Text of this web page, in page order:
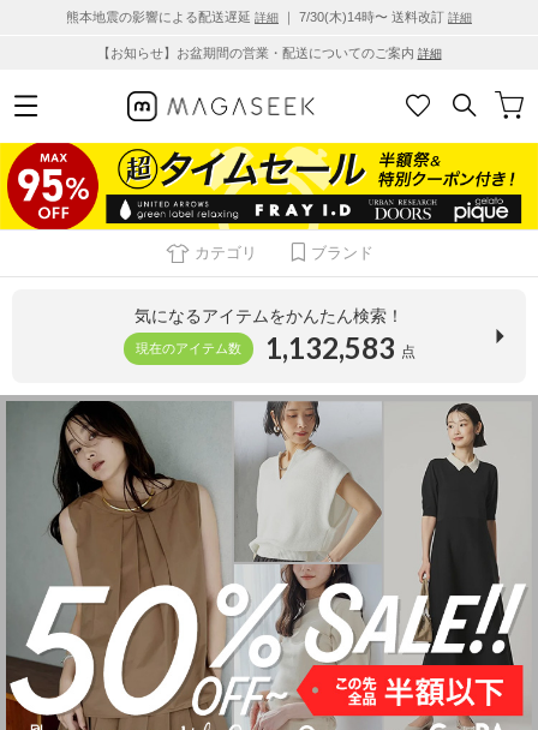
熊本地震の影響による配送遅延 詳細 ｜ 7/30(木)14時〜 送料改訂 詳細
【お知らせ】お盆期間の営業・配送についてのご案内 詳細
カテゴリ ブランド
気になるアイテムをかんたん検索！
現在のアイテム数 1,132,583 点